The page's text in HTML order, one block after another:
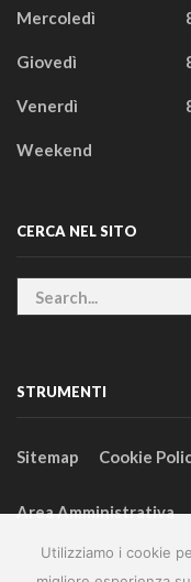
Utilizziamo i cookie
Mercoledì
Giovedì
Venerdì
Weekend
CERCA NEL SITO
STRUMENTI
Sitemap Cookie
Area Amministrativa